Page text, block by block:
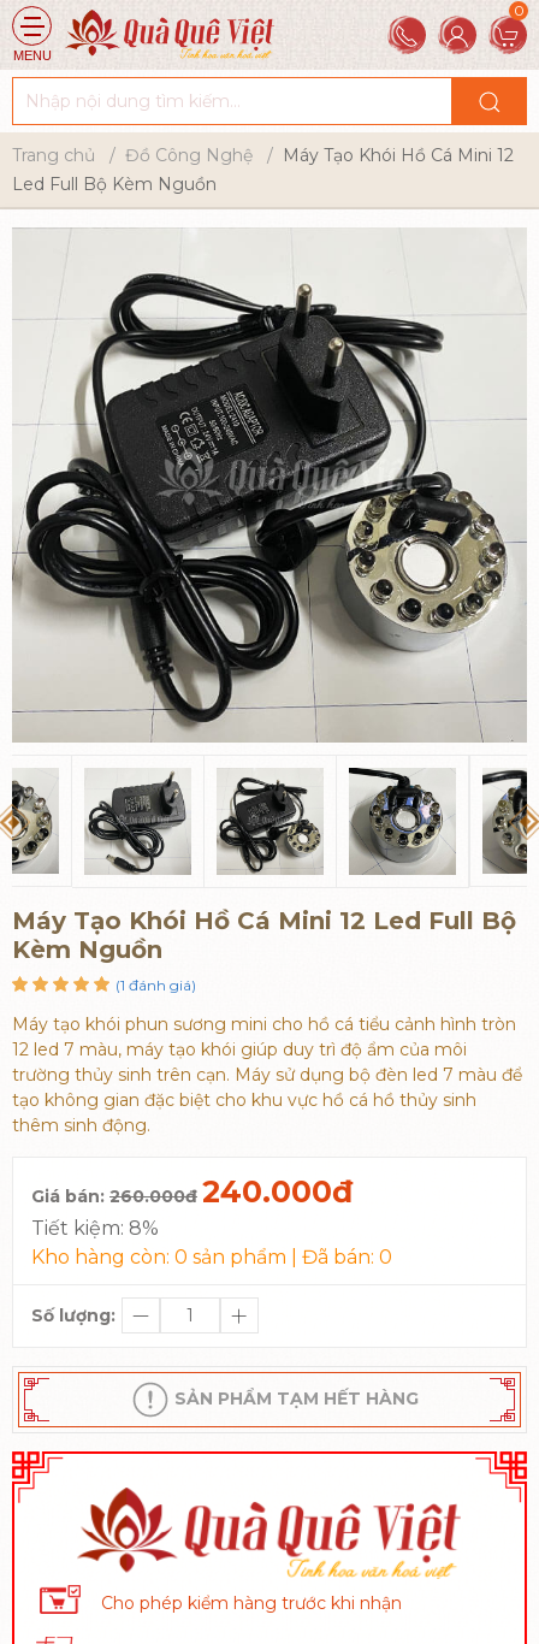
MENU
Trang chủ Đồ Công Nghệ
Máy Tạo Khói Hồ Cá Mini 12
Led Full Bộ Kèm Nguồn
Máy Tạo Khói Hồ Cá Mini 12 Led Full Bộ
Kèm Nguồn
(1 đánh giá)
Máy tạo khói phun sương mini cho hồ cá tiểu cảnh hình tròn
12 led 7 màu, máy tạo khói giúp duy trì độ ẩm của môi
trường thủy sinh trên cạn. Máy sử dụng bộ đèn led 7 màu để
tạo không gian đặc biệt cho khu vực hồ cá hồ thủy sinh
thêm sinh động.
Giá bán: 260.000đ 240.000đ
Tiết kiệm: 8%
Kho hàng còn: 0 sản phẩm | Đã bán: 0
Số lượng:
SẢN PHẨM TẠM HẾT HÀNG
Cho phép kiểm hàng trước khi nhận